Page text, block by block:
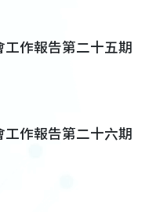
作報告第二十五期
作報告第二十六期